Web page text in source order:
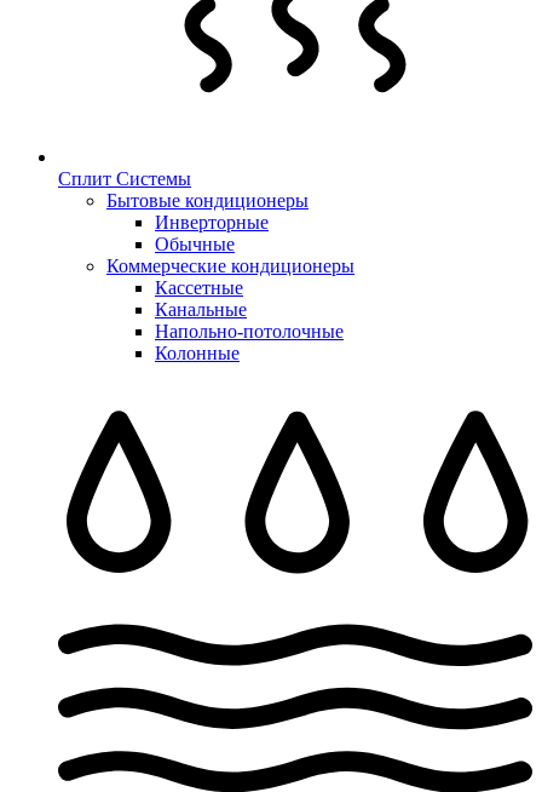
Сплит Системы
Бытовые кондиционеры
Инверторные
Обычные
Коммерческие кондиционеры
Кассетные
Канальные
Напольно-потолочные
Колонные